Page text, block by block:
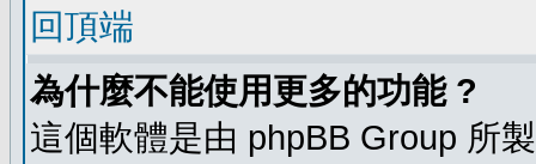
回頂端
為什麼不能使用更多的功能 ?
這個軟體是由 phpBB Group 所